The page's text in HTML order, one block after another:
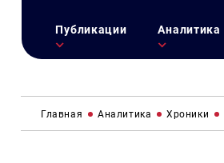
Публикации Аналитика
Главная Аналитика Хроники